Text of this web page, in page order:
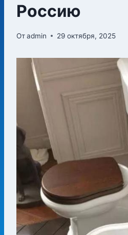
Россию
Отadmin 29 октября, 2025